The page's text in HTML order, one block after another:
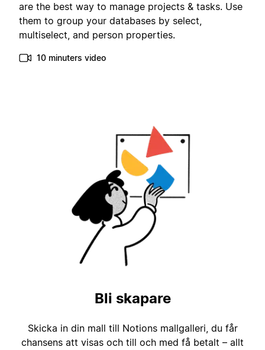
are the best way to manage projects & tasks. Use
them to group your databases by select,
multiselect, and person properties.
10 minuters video
Bli skapare
Skicka in din mall till Notions mallgalleri, du får
chansens att visas och till och med få betalt – allt